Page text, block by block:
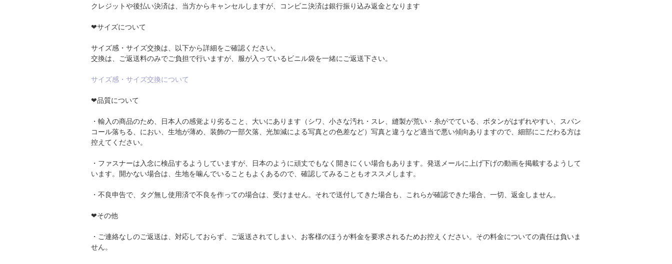
クレジットや後払い決済は、当方からキャンセルしますが、コンビニ決済は銀行振り込み返金となります
❤サイズについて
サイズ感・サイズ交換は、以下から詳細をご確認ください。
交換は、ご返送料のみでご負担で行いますが、服が入っているビニル袋を一緒にご返送下さい。
サイズ感・サイズ交換について
❤品質について
・輸入の商品のため、日本人の感覚より劣ること、大いにあります（シワ、小さな汚れ・スレ、縫製が荒い・糸がでている、ボタンがはずれやすい、スパン
コール落ちる、におい、生地が薄め、装飾の一部欠落、光加減による写真との色差など）写真と違うなど適当で悪い傾向ありますので、細部にこだわる方は
控えてください。
・ファスナーは入念に検品するようしていますが、日本のように頑丈でもなく開きにくい場合もあります。発送メールに上げ下げの動画を掲載するようして
います。開かない場合は、生地を噛んでいることもよくあるので、確認してみることもオススメします。
・不良申告で、タグ無し使用済で不良を作っての場合は、受けません。それで送付してきた場合も、これらが確認できた場合、一切、返金しません。
❤その他
・ご連絡なしのご返送は、対応しておらず、ご返送されてしまい、お客様のほうが料金を要求されるためお控えください。その料金についての責任は負いま
せん。